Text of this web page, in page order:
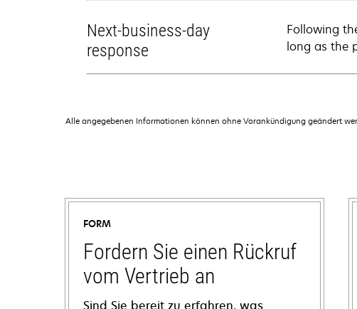
Next-business-day
response
Following
long as the
Alle angegebenen Informationen können ohne Vorankündigung geändert
FORM
Fordern Sie einen Rückruf
vom Vertrieb an
Sind Sie bereit zu erfahren, was